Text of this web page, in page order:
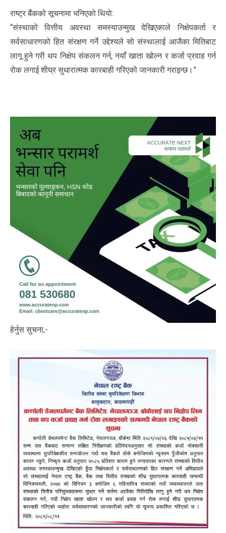
राष्ट्र बैंकको सूचनामा भनिएको थियाे:
“संस्थाको वित्तीय अवस्था समस्याउन्मुख देखिएकाले निक्षेपकर्ता र
सर्वसाधारणको हित संरक्षण गर्ने उद्देश्यले सो संस्थालाई आजैका मितिबाट
लागू हुने गरी थप निक्षेप संकलन गर्न, नयाँ खाता खोल्न र कर्जा प्रवाह गर्न
रोक लगाई शीघ्र सुधारात्मक कारबाही गरिएको जानकारी गराइन्छ।”
हेर्नुस सुचना,-